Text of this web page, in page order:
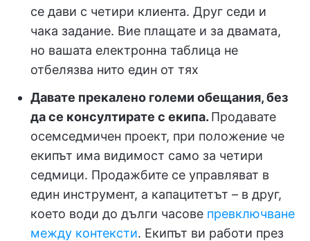
се дави с четири клиента. Друг седи и
чака задание. Вие плащате и за двамата,
но вашата електронна таблица не
отбелязва нито един от тях
Давате прекалено големи обещания, без
да се консултирате с екипа. Продавате
осемседмичен проект, при положение че
екипът има видимост само за четири
седмици. Продажбите се управляват в
един инструмент, а капацитетът – в друг,
което води до дълги часове превключване
между контексти. Екипът ви работи през